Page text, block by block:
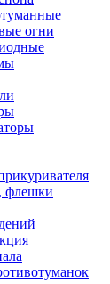
огни
флешки